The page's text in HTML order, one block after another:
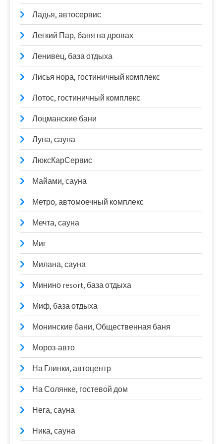
Ладья, автосервис
Легкий Пар, баня на дровах
Ленивец, база отдыха
Лисья нора, гостиничный комплекс
Лотос, гостиничный комплекс
Лоцманские бани
Луна, сауна
ЛюксКарСервис
Майами, сауна
Метро, автомоечный комплекс
Мечта, сауна
Миг
Милана, сауна
Минино resort, база отдыха
Миф, база отдыха
Монинские бани, Общественная баня
Мороз-авто
На Глинки, автоцентр
На Солянке, гостевой дом
Нега, сауна
Ника, сауна